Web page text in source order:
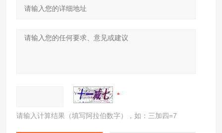
请输入计算结果（填写阿拉伯数字），如：三加四=7